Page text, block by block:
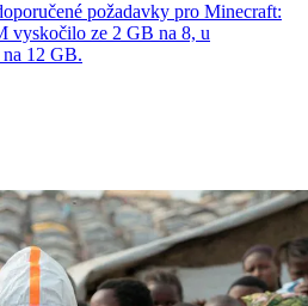
požadavky pro Minecraft:
vyskočilo ze 2 GB na 8, u
12 GB.